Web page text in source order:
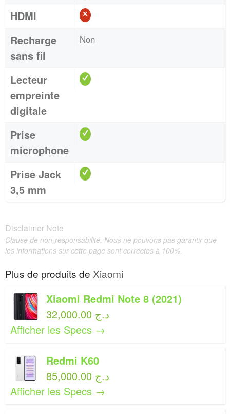
HDMI
Recharge
sans fil
Non
Lecteur
empreinte
digitale
Prise
microphone
Prise Jack
3,5 mm
Disclaimer Note
Clause de non-responsabilité. Nous ne pouvons pas garantir que
les informations sur cette page sont correctes à 100%.
Plus de produits de Xiaomi
Xiaomi Redmi Note 8 (2021)
32,000.00 د.ج
Afficher les Specs →
Redmi K60
85,000.00 د.ج
Afficher les Specs →